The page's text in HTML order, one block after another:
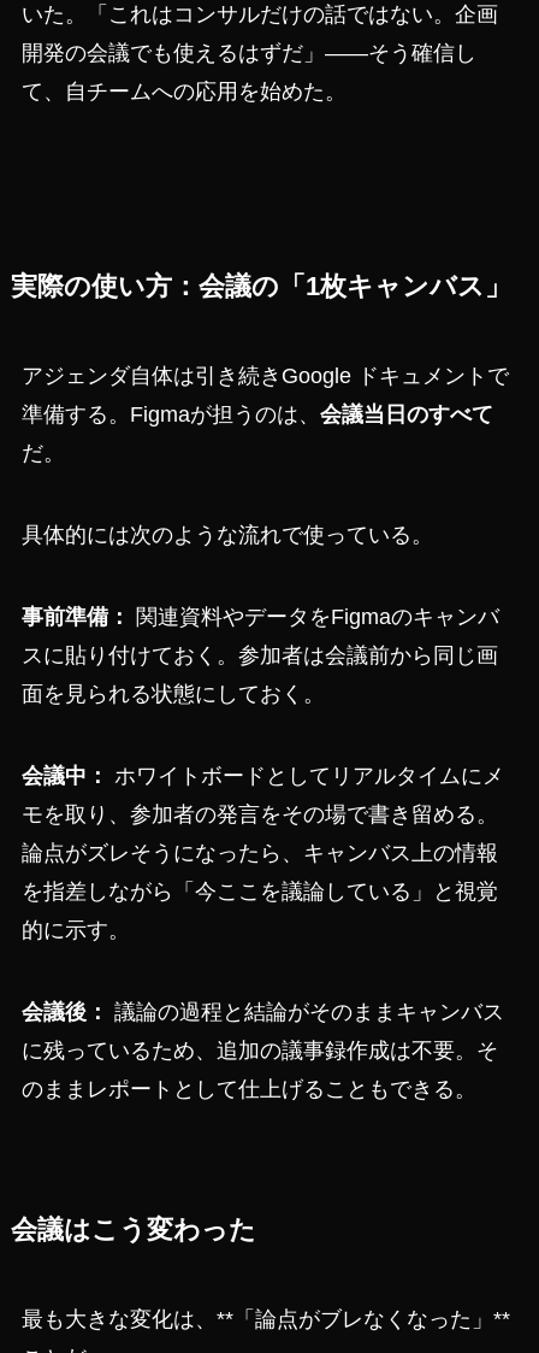
いた。「これはコンサルだけの話ではない。企画
開発の会議でも使えるはずだ」——そう確信し
て、自チームへの応用を始めた。
実際の使い方：会議の「1枚キャンバス」
アジェンダ自体は引き続きGoogle ドキュメントで
準備する。Figmaが担うのは、 会議当日のすべて
だ。
具体的には次のような流れで使っている。
事前準備：
関連資料やデータをFigmaのキャンバ
スに貼り付けておく。参加者は会議前から同じ画
面を見られる状態にしておく。
会議中：
ホワイトボードとしてリアルタイムにメ
モを取り、参加者の発言をその場で書き留める。
論点がズレそうになったら、キャンバス上の情報
を指差しながら「今ここを議論している」と視覚
的に示す。
会議後： 議論の過程と結論がそのままキャンバス
に残っているため、追加の議事録作成は不要。そ
のままレポートとして仕上げることもできる。
会議はこう変わった
最も大きな変化は、**「論点がブレなくなった」**